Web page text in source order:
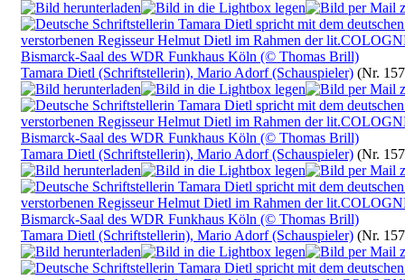
Tamara Dietl (Schriftstellerin), Mario Adorf (Schauspieler) (Nr.
Tamara Dietl (Schriftstellerin), Mario Adorf (Schauspieler) (Nr.
Tamara Dietl (Schriftstellerin), Mario Adorf (Schauspieler) (Nr.